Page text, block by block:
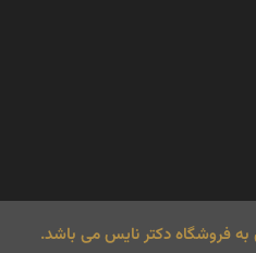
فروشگاه دکتر نایس می باشد.